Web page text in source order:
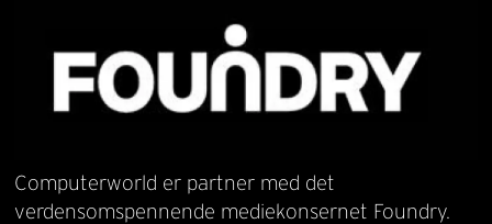
Computerworld er partner med det
verdensomspennende mediekonsernet Foundry.